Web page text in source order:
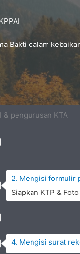
Bakti dalam
& pengurusan KTA
2. Mengisi formulir
Siapkan KTP &
4. Mengisi surat